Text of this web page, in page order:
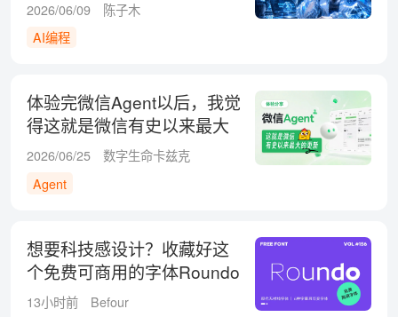
2026/06/09
陈子木
AI编程
体验完微信Agent以后，我觉
得这就是微信有史以来最大
的更新
2026/06/25
数字生命卡兹克
Agent
想要科技感设计？收藏好这
个免费可商用的字体Roundo
13小时前
Befour